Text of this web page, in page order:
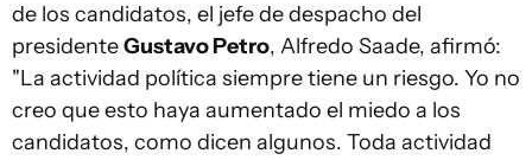
de los candidatos, el jefe de despacho del
presidenteGustavo Petro, Alfredo Saade, afirmó:
"La actividad política siempre tiene un riesgo. Yo no
creo que esto haya aumentado el miedo a los
candidatos, como dicen algunos. Toda actividad